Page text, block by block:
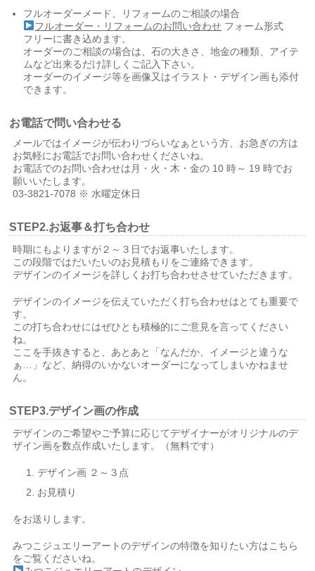
フルオーダーメード、リフォームのご相談の場合
フルオーダー・リフォームのお問い合わせ フォーム形式
フリーに書き込めます。
オーダーのご相談の場合は、石の大きさ、地金の種類、アイテ
ムなど出来るだけ詳しくご記入下さい。
オーダーのイメージ等を画像又はイラスト・デザイン画も添付
できます。
お電話で問い合わせる
メールではイメージが伝わりづらいなぁという方、お急ぎの方は
お気軽にお電話でお問い合わせくださいね。
お電話でのお問い合わせは月・火・木・金の 10 時～ 19 時でお
願いいたします。
03-3821-7078 ※ 水曜定休日
STEP2.お返事＆打ち合わせ
時期にもよりますが２～３日でお返事いたします。
この段階ではだいたいのお見積もりをご連絡できます。
デザインのイメージを詳しくお打ち合わせさせていただきます。
デザインのイメージを伝えていただく打ち合わせはとても重要で
す。
この打ち合わせにはぜひとも積極的にご意見を言ってください
ね。
ここを手抜きすると、あとあと「なんだか、イメージと違うな
ぁ…」など、納得のいかないオーダーになってしまいかねませ
ん。
STEP3.デザイン画の作成
デザインのご希望やご予算に応じてデザイナーがオリジナルのデ
ザイン画を数点作成いたします。（無料です）
デザイン画 ２～３点
お見積り
をお送りします。
みつこジュエリーアートのデザインの特徴を知りたい方はこちら
をご覧くださいね。